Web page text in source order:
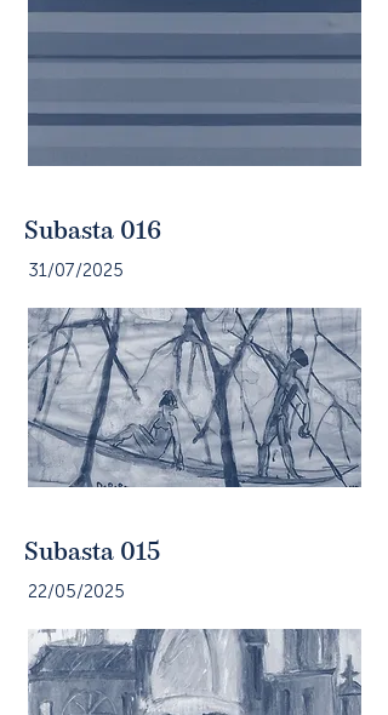
Subasta 016
31/07/2025
Subasta 015
22/05/2025